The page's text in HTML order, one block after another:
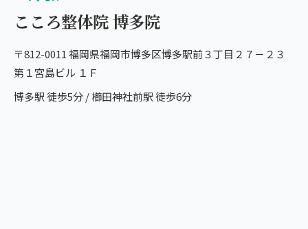
こころ整体院 博多院
〒812-0011 福岡県福岡市博多区博多駅前３丁目２７－２３
第１宮島ビル １Ｆ
博多駅 徒歩5分 / 櫛田神社前駅 徒歩6分